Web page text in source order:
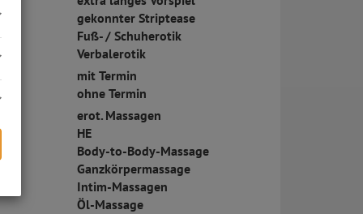
gekonnter Striptease
Fuß- / Schuherotik
Verbalerotik
mit Termin
ohne Termin
erot. Massagen
HE
Body-to-Body-Massage
Ganzkörpermassage
Intim-Massagen
Öl-Massage